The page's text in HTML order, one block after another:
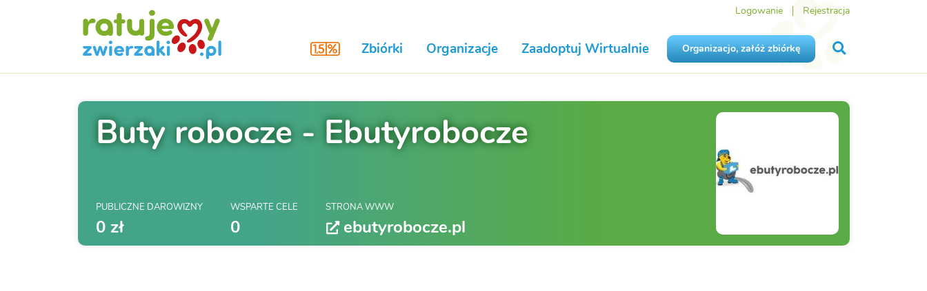
Logowanie Rejestracja
Zbiórki Organizacje Zaadoptuj Wirtualnie Organizacjo, załóż zbiórkę
Buty robocze - Ebutyrobocze
PUBLICZNE DAROWIZNY
0 zł
WSPARTE CELE
0
STRONA WWW
ebutyrobocze.pl